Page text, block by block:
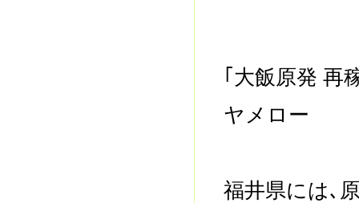
｢大飯原発
ヤメロー
福井県には､